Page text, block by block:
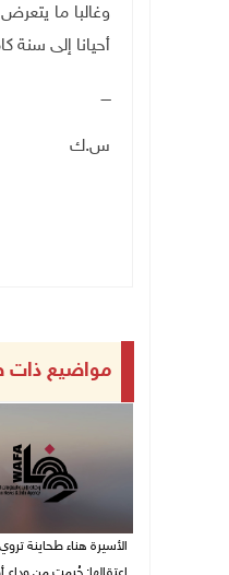
وغالبا ما
أحيانا إلى سنة
ــــ
س.ك
مواضيع ذات
الأسيرة هناء طحاينة